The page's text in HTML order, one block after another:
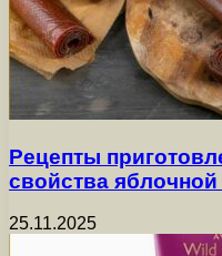
Рецепты
свойства
25.11.2025